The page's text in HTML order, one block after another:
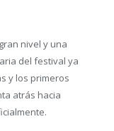
nivel y una
del festival ya
y los primeros
atrás hacia